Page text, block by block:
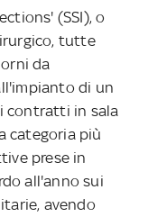
(SSI), o
tutte
da
di un
contratti in sala
categoria più
prese in
all'anno sui
avendo